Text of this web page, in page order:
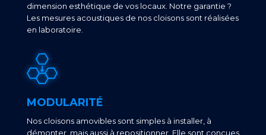
dimension esthétique de vos locaux. Notre garantie ?
Les mesures acoustiques de nos cloisons sont réalisées
en laboratoire.
MODULARITÉ
Nos cloisons amovibles sont simples à installer, à
démonter, mais aussi à repositionner. Elle sont conçues